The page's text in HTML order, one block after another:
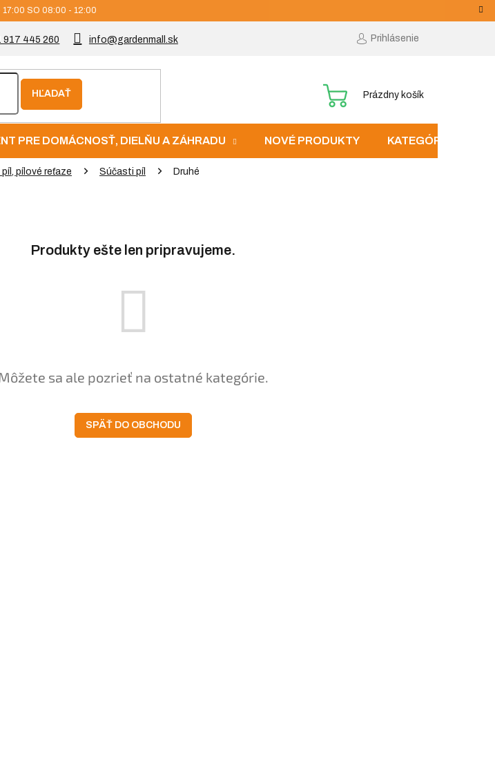
17:00 SO 08:00 - 12:00
917 445 260 info@gardenmall.sk Prihlásenie
HĽADAŤ
NÁKUPNÝ
Prázdny košík
PRE DOMÁCNOSŤ, DIELŇU A ZÁHRADU NOVÉ PRODUKTY KATEGÓRIE
pílové reťaze Súčasti píl Druhé
Produkty ešte len pripravujeme.
sa ale pozrieť na ostatné kategórie.
SPÄŤ DO OBCHODU